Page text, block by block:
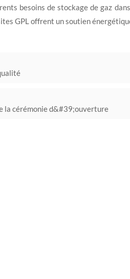
besoins de stockage de gaz
GPL offrent un soutien
la cérémonie d&#39;ouverture